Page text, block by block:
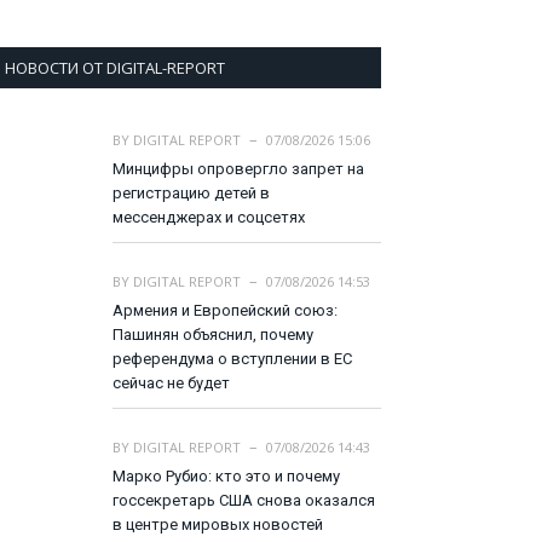
НОВОСТИ ОТ DIGITAL-REPORT
BY DIGITAL REPORT
07/08/2026 15:06
Минцифры опровергло запрет на
регистрацию детей в
мессенджерах и соцсетях
BY DIGITAL REPORT
07/08/2026 14:53
Армения и Европейский союз:
Пашинян объяснил, почему
референдума о вступлении в ЕС
сейчас не будет
BY DIGITAL REPORT
07/08/2026 14:43
Марко Рубио: кто это и почему
госсекретарь США снова оказался
в центре мировых новостей